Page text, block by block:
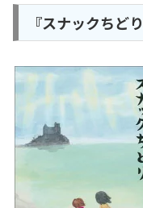
『スナックちど